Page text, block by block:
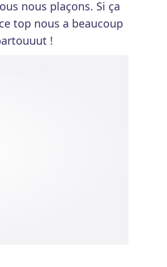
nous plaçons. Si ça
top nous a beaucoup
!